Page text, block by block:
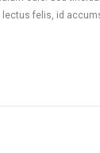
felis, id